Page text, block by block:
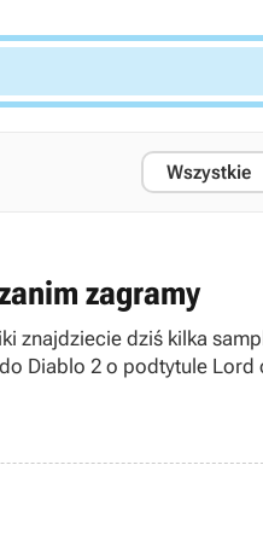
zagramy
znajdziecie dziś kilka
Diablo 2 o podtytule Lord